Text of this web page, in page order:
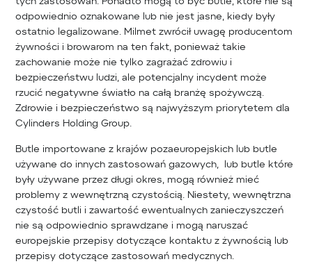
odpowiednio oznakowane lub nie jest jasne, kiedy były
ostatnio legalizowane. Milmet zwrócił uwagę producentom
żywności i browarom na ten fakt, ponieważ takie
zachowanie może nie tylko zagrażać zdrowiu i
bezpieczeństwu ludzi, ale potencjalny incydent może
rzucić negatywne światło na całą branżę spożywczą.
Zdrowie i bezpieczeństwo są najwyższym priorytetem dla
Cylinders Holding Group.
Butle importowane z krajów pozaeuropejskich lub butle
używane do innych zastosowań gazowych, lub butle które
były używane przez długi okres, mogą również mieć
problemy z wewnętrzną czystością. Niestety, wewnętrzna
czystość butli i zawartość ewentualnych zanieczyszczeń
nie są odpowiednio sprawdzane i mogą naruszać
europejskie przepisy dotyczące kontaktu z żywnością lub
przepisy dotyczące zastosowań medycznych.